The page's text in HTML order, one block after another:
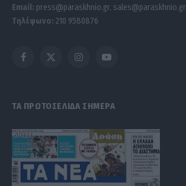
Email: press@paraskhnio.gr, sales@paraskhnio.gr
Τηλέφωνο: 210 9580876
Facebook
X
InstagramYouTube
ΤΑ ΠΡΩΤΟΣΕΛΙΔΑ ΣΗΜΕΡΑ